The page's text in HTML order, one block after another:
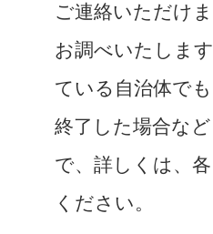
ご連絡いただけ
お調べいたしま
ている自治体で
終了した場合な
で、詳しくは、
ください。